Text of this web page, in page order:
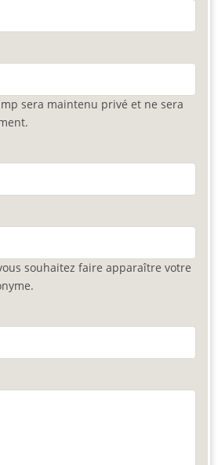
sera maintenu privé et ne sera
souhaitez faire apparaître votre